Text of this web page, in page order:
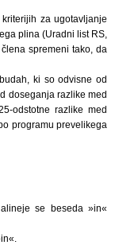
za ugotavljanje
plina (Uradni list RS,
spremeni tako, da
ki so odvisne od
doseganja razlike med
odstotne razlike med
programu prevelikega
se beseda »in«